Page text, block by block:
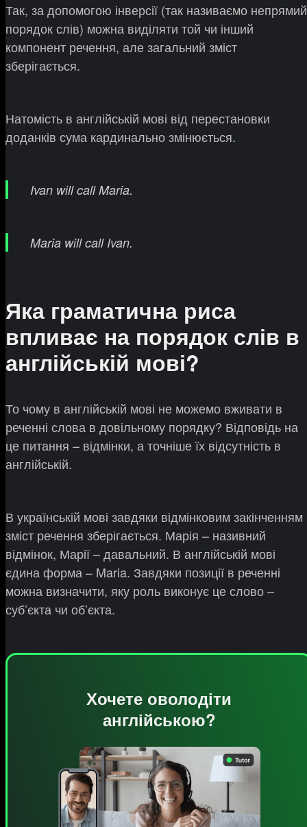
Так, за допомогою інверсії (так називаємо непрямий
порядок слів) можна виділяти той чи інший
компонент речення, але загальний зміст
зберігається.
Натомість в англійській мові від перестановки
доданків сума кардинально змінюється.
Ivan will call Maria.
Maria will call Ivan.
Яка граматична риса
впливає на порядок слів в
англійській мові?
То чому в англійській мові не можемо вживати в
реченні слова в довільному порядку? Відповідь на
це питання – відмінки, а точніше їх відсутність в
англійській.
В українській мові завдяки відмінковим закінченням
зміст речення зберігається. Марія – називний
відмінок, Марії – давальний. В англійській мові
єдина форма – Maria. Завдяки позиції в реченні
можна визначити, яку роль виконує це слово –
суб’єкта чи об’єкта.
Хочете оволодіти
англійською?